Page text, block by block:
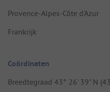
Provence-Alpes-Côte d'Azur
Frankrijk
Coördinaten
Breedtegraad 43° 26' 39" N